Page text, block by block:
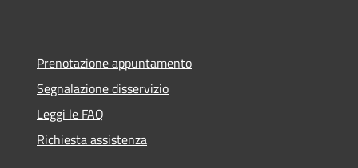
Prenotazione appuntamento
Segnalazione disservizio
Leggi le FAQ
Richiesta assistenza